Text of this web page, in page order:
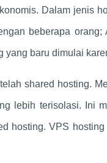
Dalam jenis
beberapa
yang baru dimulai
shared hosting.
lebih terisolasi. Ini
hosting. VPS